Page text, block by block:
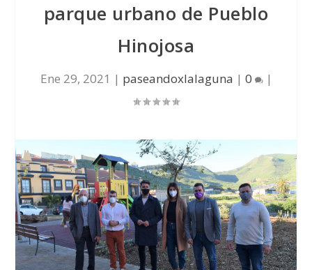
parque urbano de Pueblo
Hinojosa
Ene 29, 2021 | paseandoxlalaguna | 0 |